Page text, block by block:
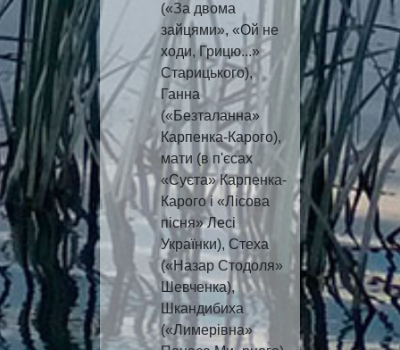
(«За двома
зайцями», «Ой не
ходи, Грицю...»
Старицького),
Ганна
(«Безталанна»
Карпенка-Карого),
мати (в п'єсах
«Суєта» Карпенка-
Карого і «Лісова
пісня» Лесі
Українки), Стеха
(«Назар Стодоля»
Шевченка),
Шкандибиха
(«Лимерівна»